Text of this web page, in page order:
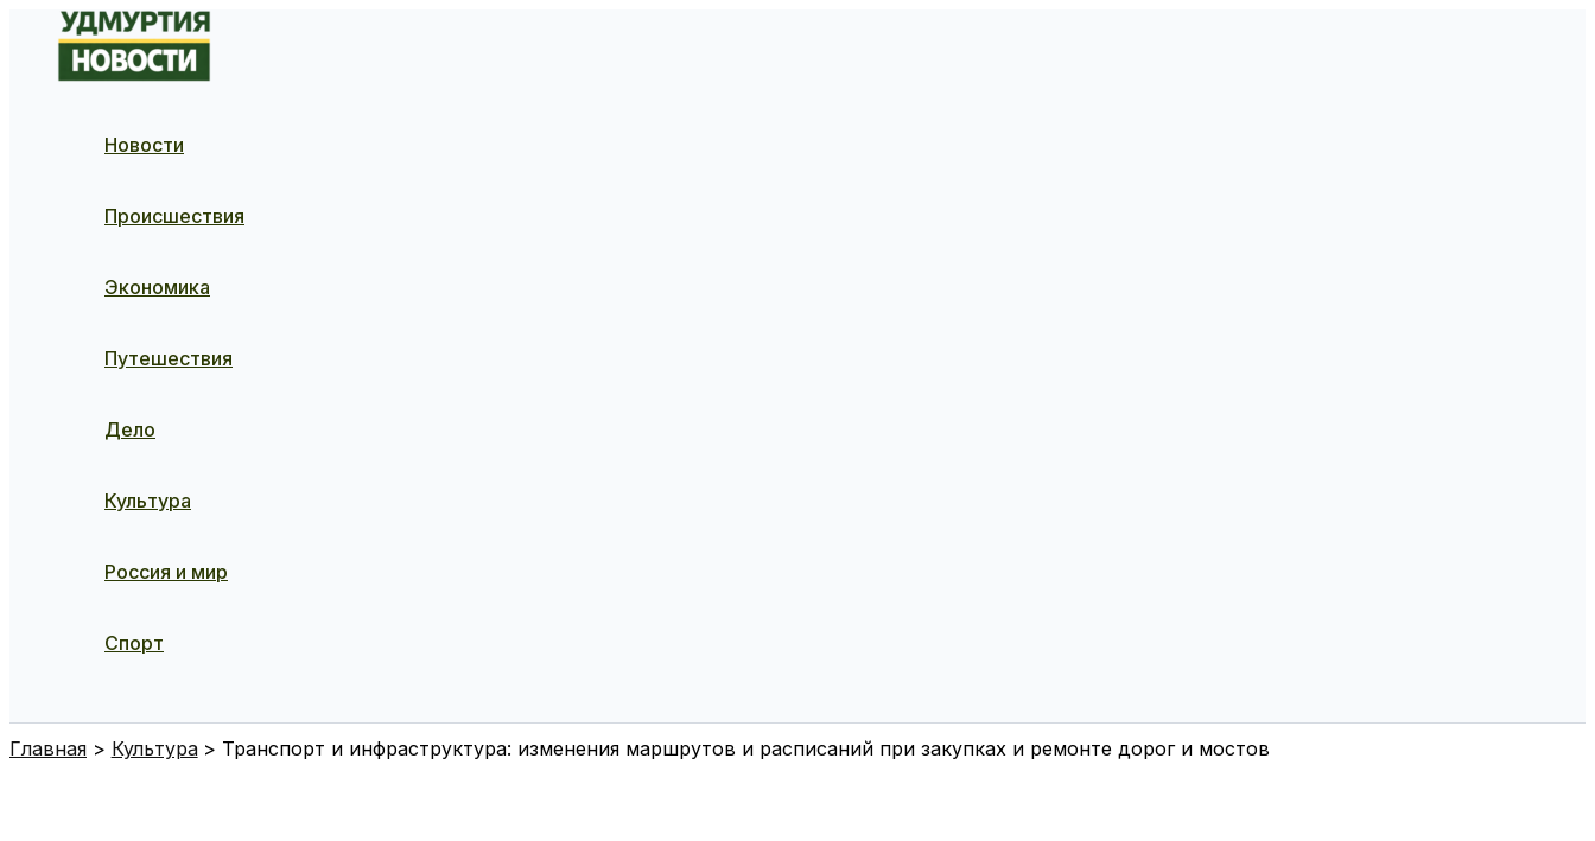
Перейти
содержимому
Новости
Происшествия
Экономика
Путешествия
Дело
Культура
Россия и мир
Спорт
Главная Культура Транспорт и инфраструктура: изменения маршрутов и расписаний при закупках и ремонте дорог и мостов